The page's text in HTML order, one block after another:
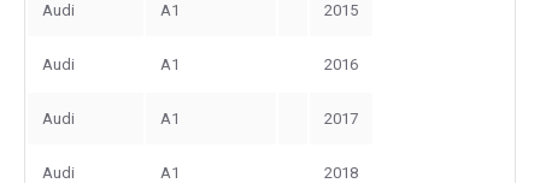
Audi A1 2015
Audi A1 2016
Audi A1 2017
Audi A1 2018